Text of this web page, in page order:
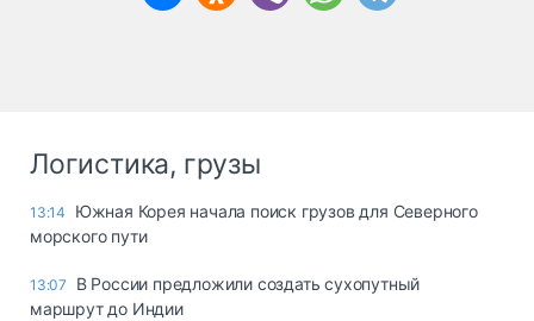
Логистика, грузы
13:14
Южная Корея начала поиск грузов для Северного
морского пути
13:07
В России предложили создать сухопутный
маршрут до Индии